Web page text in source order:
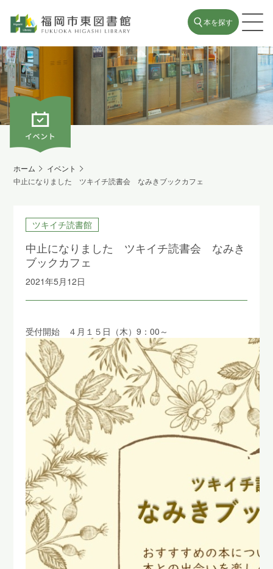
本を探す
ホーム
イベント
中止になりました ツキイチ読書会 なみきブックカフェ
ツキイチ読書館
中止になりました ツキイチ読書会 なみき
ブックカフェ
2021年5月12日
受付開始 ４月１５日（木）9：00～